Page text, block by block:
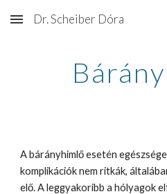
Skip to main content
Dr. Scheiber Dóra
A bárányhimlő esetén
komplikációk nem ritkák,
elő. A leggyakoribb a hólyagok